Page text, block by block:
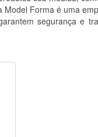
Forma é uma
segurança e